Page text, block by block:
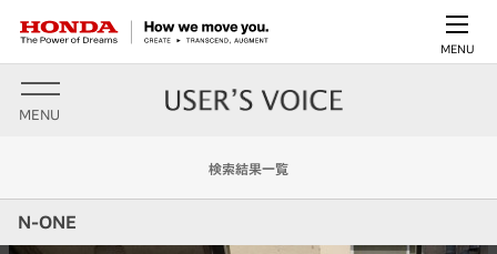
MENU
MENU
検索結果一覧
N-ONE